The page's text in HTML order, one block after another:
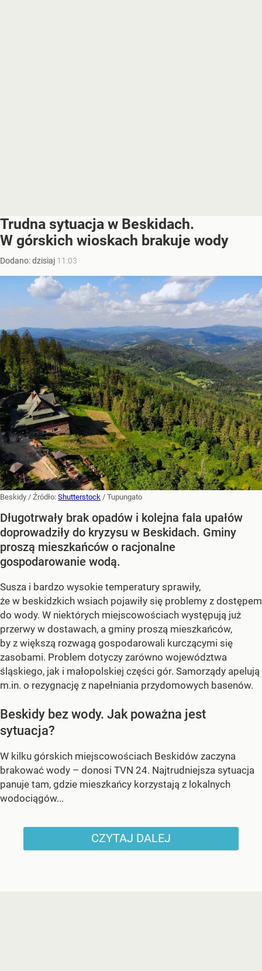
Trudna sytuacja w Beskidach.
W górskich wioskach brakuje wody
Dodano:dzisiaj 11:03
Beskidy / Źródło: Shutterstock / Tupungato
Długotrwały brak opadów i kolejna fala upałów
doprowadziły do kryzysu w Beskidach. Gminy
proszą mieszkańców o racjonalne
gospodarowanie wodą.
Susza i bardzo wysokie temperatury sprawiły,
że w beskidzkich wsiach pojawiły się problemy z dostępem
do wody. W niektórych miejscowościach występują już
przerwy w dostawach, a gminy proszą mieszkańców,
by z większą rozwagą gospodarowali kurczącymi się
zasobami. Problem dotyczy zarówno województwa
śląskiego, jak i małopolskiej części gór. Samorządy apelują
m.in. o rezygnację z napełniania przydomowych basenów.
Beskidy bez wody. Jak poważna jest
sytuacja?
W kilku górskich miejscowościach Beskidów zaczyna
brakować wody – donosi TVN 24. Najtrudniejsza sytuacja
panuje tam, gdzie mieszkańcy korzystają z lokalnych
wodociągów...
CZYTAJ DALEJ